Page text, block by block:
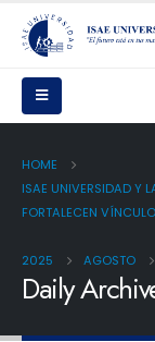
HOME
ISAE UNIVERSIDAD Y
FORTALECEN
2025 AGOSTO
Daily